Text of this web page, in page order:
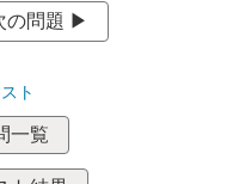
の問題 ▶︎
ト
一覧